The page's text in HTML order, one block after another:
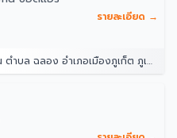
รายละเอียด →
ฉลอง อำเภอเมืองภูเก็ต ภูเก็ต 83000